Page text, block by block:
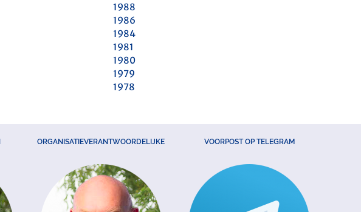
1988
1986
1984
1981
1980
1979
1978
ORGANISATIEVERANTWOORDELIJKE VOORPOST OP TELEGRAM